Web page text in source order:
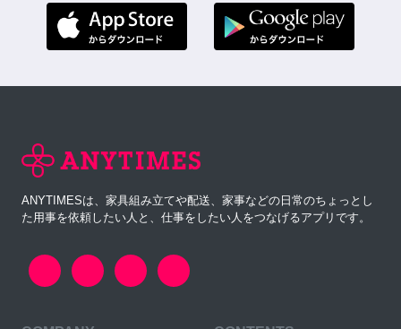
ANYTIMESは、家具組み立てや配送、家事などの日常のちょっとし
た用事を依頼したい人と、仕事をしたい人をつなげるアプリです。